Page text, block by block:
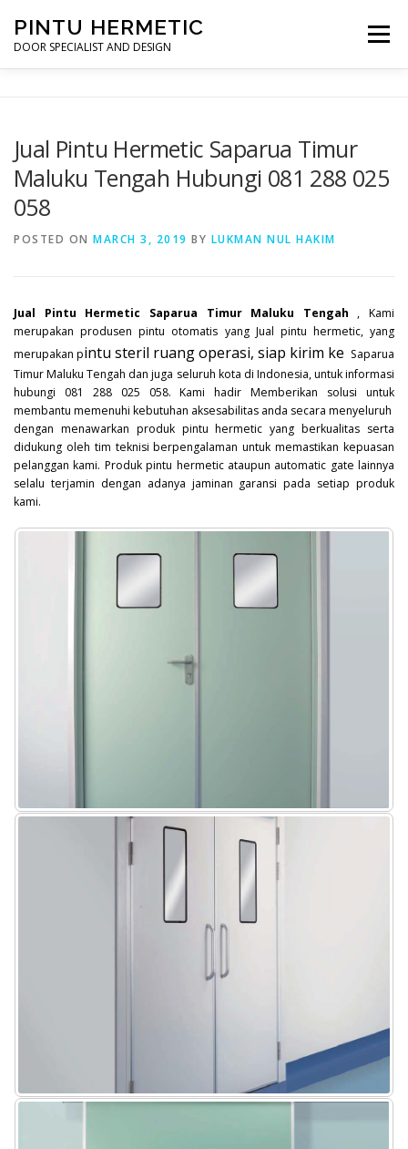
content
PINTU HERMETIC
DOOR SPECIALIST AND DESIGN
Menu
PROFILE KONTAK
Jual Pintu Hermetic Saparua Timur
Maluku Tengah Hubungi 081 288 025
058
POSTED ON MARCH 3, 2019 BY LUKMAN NUL HAKIM
Jual Pintu Hermetic Saparua Timur Maluku Tengah , Kami
merupakan produsen pintu otomatis yang Jual pintu hermetic, yang
merupakan pintu steril ruang operasi, siap kirim ke Saparua
Timur Maluku Tengah dan juga seluruh kota di Indonesia, untuk informasi
hubungi 081 288 025 058. Kami hadir Memberikan solusi untuk
membantu memenuhi kebutuhan aksesabilitas anda secara menyeluruh
dengan menawarkan produk pintu hermetic yang berkualitas serta
didukung oleh tim teknisi berpengalaman untuk memastikan kepuasan
pelanggan kami. Produk pintu hermetic ataupun automatic gate lainnya
selalu terjamin dengan adanya jaminan garansi pada setiap produk
kami.